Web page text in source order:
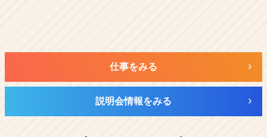
仕事をみる
説明会情報をみる